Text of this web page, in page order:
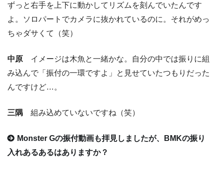
ずっと右手を上下に動かしてリズムを刻んでいたんです
よ。ソロパートでカメラに抜かれているのに。それがめっ
ちゃダサくて（笑）
中原 イメージは木魚と一緒かな。自分の中では振りに組
み込んで「振付の一環ですよ」と見せていたつもりだった
んですけど…。
三隅 組み込めていないですね（笑）
Monster Gの振付動画も拝見しましたが、BMKの振り
入れあるあるはありますか？